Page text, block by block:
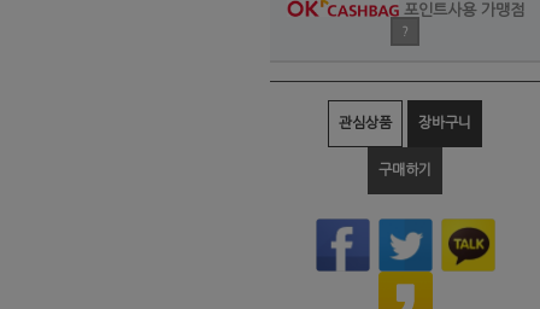
포인트사용 가맹점
?
관심상품 장바구니
구매하기